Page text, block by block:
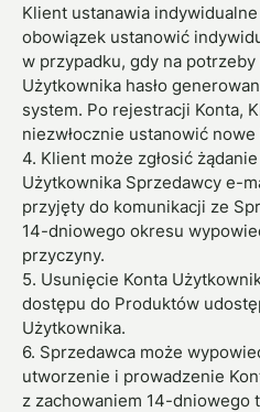
Klient ustanawia
obowiązek ustanowić
w przypadku, gdy na
Użytkownika hasło
system. Po rejestracji Konta,
niezwłocznie ustanowić nowe
4. Klient może zgłosić
Użytkownika Sprzedawcy e-
przyjęty do komunikacji ze
14-dniowego okresu
przyczyny.
5. Usunięcie Konta
dostępu do Produktów
Użytkownika.
6. Sprzedawca może
utworzenie i prowadzenie
z zachowaniem 14-dniowego